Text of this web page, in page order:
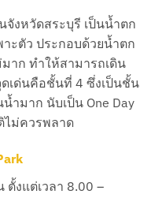
งหวัดสระบุรี เป็นน้ำตก
ะตัว ประกอบด้วยน้ำตก
าก ทำให้สามารถเดิน
เด่นคือชั้นที่ 4 ซึ่งเป็นชั้น
ำมาก นับเป็น One Day
ไม่ควรพลาด
ตั้งแต่เวลา 8.00 –